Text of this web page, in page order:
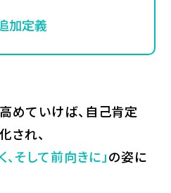
加定義
めていけば、自己肯定
され、
、そして前向きに」の姿に